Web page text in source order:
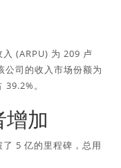
(ARPU) 为 209 卢
公司的收入市场份额为
。
增加
5 亿的里程碑，总用